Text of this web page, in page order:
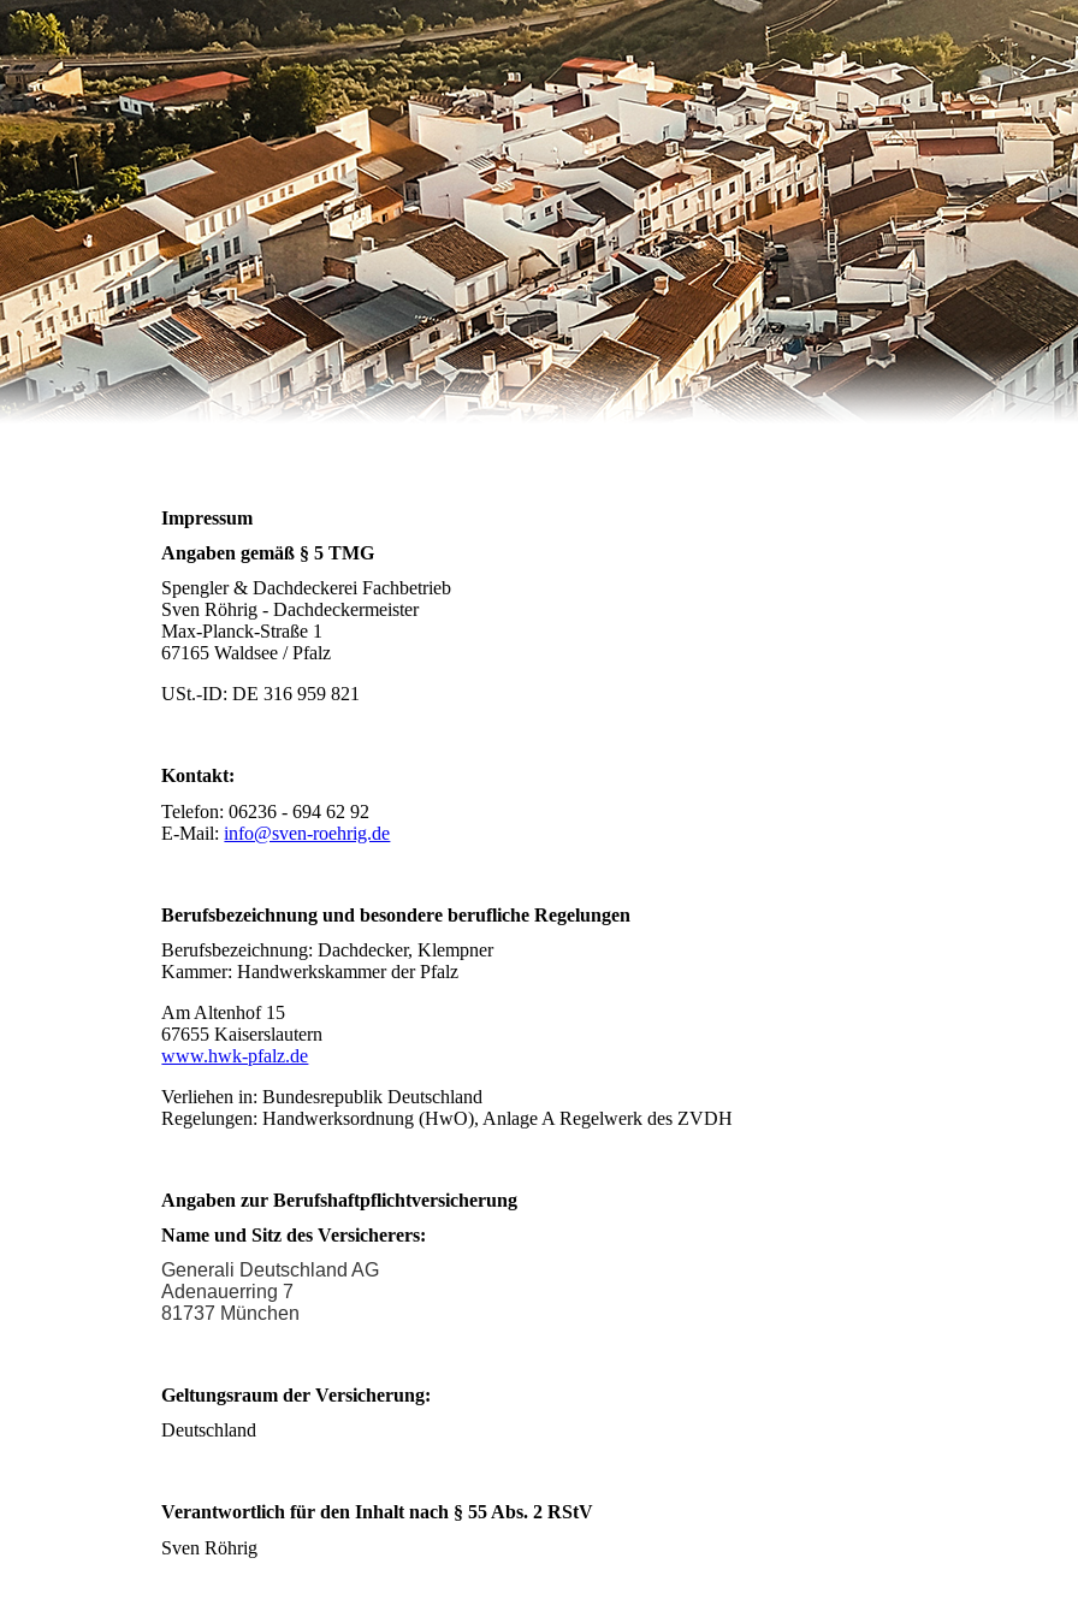
Impressum
Angaben gemäß § 5 TMG
Spengler & Dachdeckerei Fachbetrieb
Sven Röhrig - Dachdeckermeister
Max-Planck-Straße 1
67165 Waldsee / Pfalz
USt.-ID: DE 316 959 821
Kontakt:
Telefon: 06236 - 694 62 92
E-Mail:info@sven-roehrig.de
Berufsbezeichnung und besondere berufliche Regelungen
Berufsbezeichnung: Dachdecker, Klempner
Kammer: Handwerkskammer der Pfalz
Am Altenhof 15
67655 Kaiserslautern
www.hwk-pfalz.de
Verliehen in: Bundesrepublik Deutschland
Regelungen: Handwerksordnung (HwO), Anlage A Regelwerk des ZVDH
Angaben zur Berufshaftpflichtversicherung
Name und Sitz des Versicherers:
Generali Deutschland AG
Adenauerring 7
81737 München
Geltungsraum der Versicherung:
Deutschland
Verantwortlich für den Inhalt nach § 55 Abs. 2 RStV
Sven Röhrig